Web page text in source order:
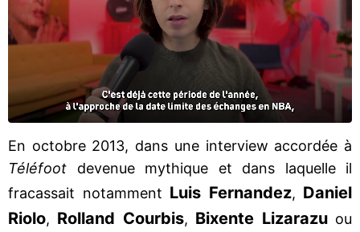
En octobre 2013, dans une interview accordée à
Téléfoot devenue mythique et dans laquelle il
fracassait notamment Luis Fernandez, Daniel
Riolo, Rolland Courbis, Bixente Lizarazuou